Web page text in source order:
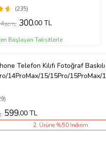
(235)
,80 TL 300,00 TL
Başlayan Taksitlerle
Telefon Kılıfı Fotoğraf Baskılı
14ProMax/15/15Pro/
599,00 TL
2. Ürüne %50 İndirim